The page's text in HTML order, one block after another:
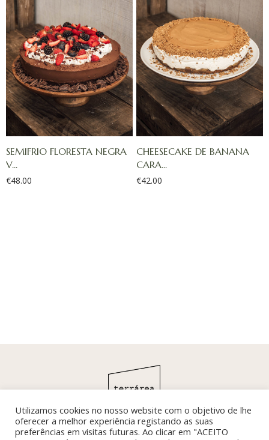
SEMIFRIO FLORESTA NEGRA
V...
€48.00
CHEESECAKE DE BANANA
CARA...
€42.00
Utilizamos cookies no nosso website com o objetivo de lhe
oferecer a melhor experiência registando as suas
preferências em visitas futuras. Ao clicar em "ACEITO